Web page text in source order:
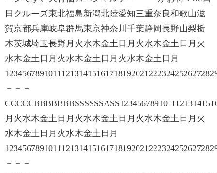
日クルーズ東北福島新潟北陸愛知三重奈良和歌山滋
賀京都兵庫岐阜群馬東京神奈川千葉静岡長野山梨栃
木茨城埼玉長野月火水木金土日月火水木金土日月火
水木金土日月火水木金土日月火水木金土日月
－－－
月火水木金土日月火水木金土日月火水木金土日月火
水木金土日月火水木金土日月
－－－